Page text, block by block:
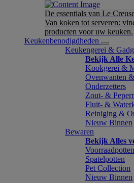
De essentials van Le
Van koken tot serveren:
producten voor uw keuken.
Keukenbenodigdheden
Keukengerei &
Bekijk Alle
Kookgerei &
Ovenwanten
Onderzetters
Zout- &
Fluit- &
Reiniging &
Nieuw Binnen
Bewaren
Bekijk Alles
Voorraadpotten
Spatelpotten
Pet Collection
Nieuw Binnen